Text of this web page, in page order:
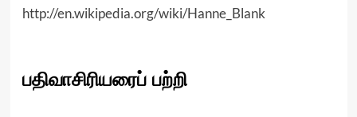
http://en.wikipedia.org/wiki/Hanne_Blank
பதிவாசிரியரைப் பற்றி